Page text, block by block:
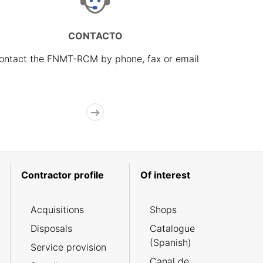
CONTACTO
the FNMT-RCM by phone, fax or email
Contractor profile
Acquisitions
Disposals
Service provision
Of interest
Shops
Catalogue
(Spanish)